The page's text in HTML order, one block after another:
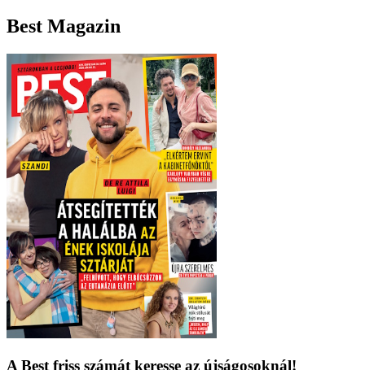
Best Magazin
A Best friss számát keresse az újságosoknál!